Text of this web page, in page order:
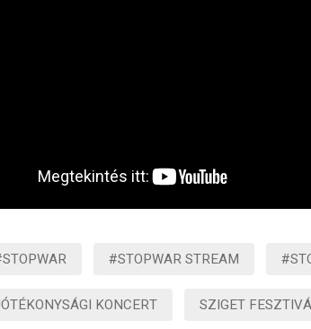
#STOPWAR STREAM
KONCERT SZIGET